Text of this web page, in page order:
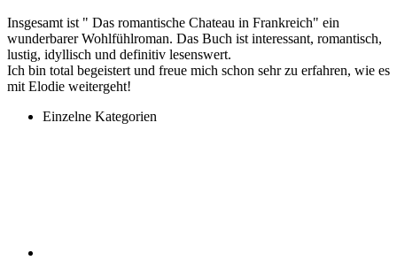
Insgesamt ist " Das romantische Chateau in Frankreich" ein
wunderbarer Wohlfühlroman. Das Buch ist interessant, romantisch,
lustig, idyllisch und definitiv lesenswert.
Ich bin total begeistert und freue mich schon sehr zu erfahren, wie es
mit Elodie weitergeht!
Einzelne Kategorien